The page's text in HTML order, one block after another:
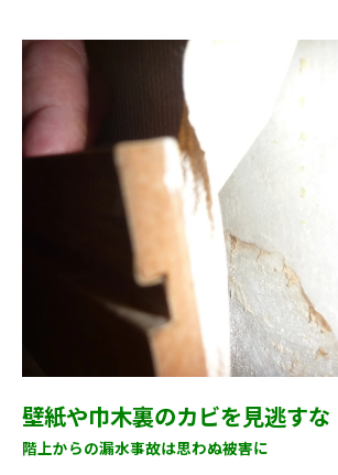
壁紙や巾木裏のカビを見逃すな
階上からの漏水事故は思わぬ被害に